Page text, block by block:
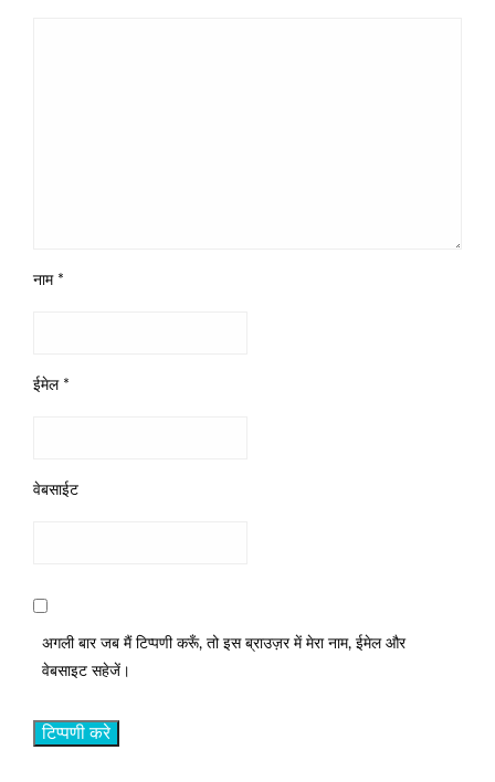
नाम *
ईमेल *
वेबसाईट
अगली बार जब मैं टिप्पणी करूँ, तो इस ब्राउज़र में मेरा नाम, ईमेल और
वेबसाइट सहेजें।